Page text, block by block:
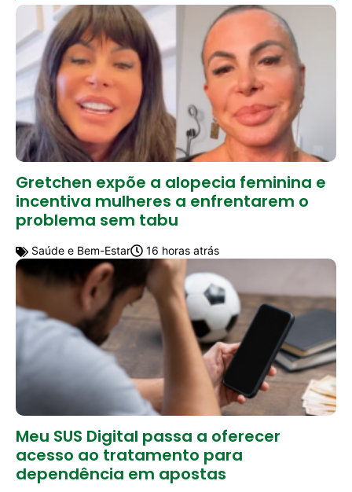
Gretchen expõe a alopecia feminina e
incentiva mulheres a enfrentarem o
problema sem tabu
Saúde e Bem-Estar 16 horas atrás
Meu SUS Digital passa a oferecer
acesso ao tratamento para
dependência em apostas